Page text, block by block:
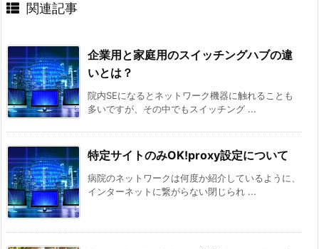
関連記事
企業用と家庭用のスイッチングハブの違
いとは？
院内SEになるとネットワーク機器に触れることも
多いですが、その中でもスイッチング ...
特定サイトのみOK!proxy設定について
病院のネットワークは何度か紹介しているように、
インターネットに繋がらない閉じられ ...